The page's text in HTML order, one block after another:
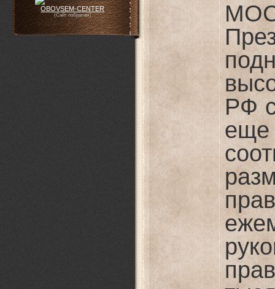
OBOVSEM-CENTER
(Сайт побратим)
РФ